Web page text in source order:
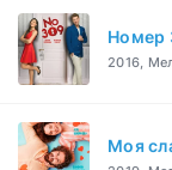
Номер
2016,
Моя